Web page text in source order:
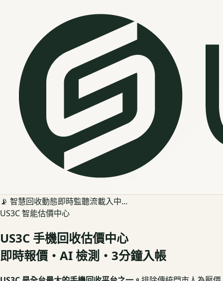
📡 智慧回收動態即時監聽流載入中...
US3C 智能估價中心
US3C 手機回收估價中心
即時報價・AI 檢測・3分鐘入帳